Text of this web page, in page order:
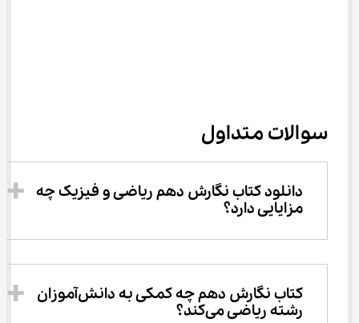
سوالات متداول
دانلود کتاب نگارش دهم ریاضی و فیزیک چه
مزایایی دارد؟
کتاب نگارش دهم چه کمکی به دانش‌آموزان
رشته ریاضی می‌کند؟